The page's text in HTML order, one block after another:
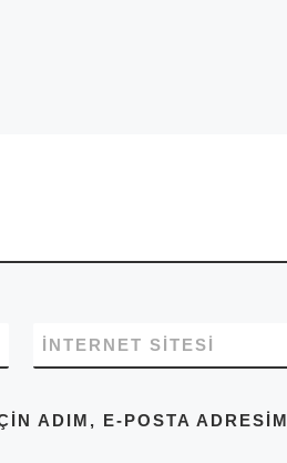
İNTERNET SITESI
ADIM, E-POSTA ADRESIM